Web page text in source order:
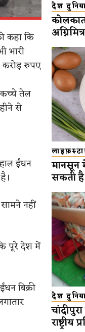
कहा कि
भारी
करोड़ रुपए
तेल
से
ईंधन
नहीं
पूरे देश में
बिक्री
देश
मानसून
सकती
देश